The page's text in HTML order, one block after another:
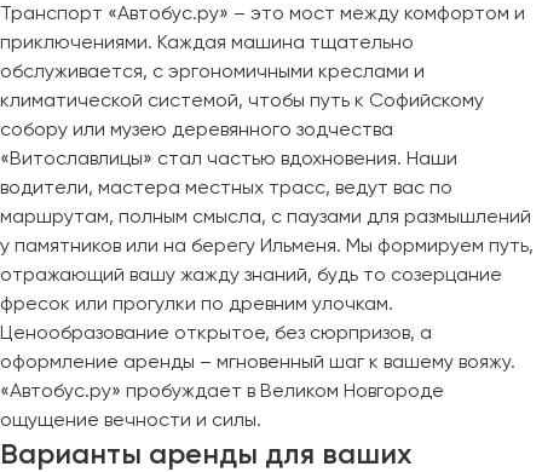
Транспорт «Автобус.ру» – это мост между комфортом и
приключениями. Каждая машина тщательно
обслуживается, с эргономичными креслами и
климатической системой, чтобы путь к Софийскому
собору или музею деревянного зодчества
«Витославлицы» стал частью вдохновения. Наши
водители, мастера местных трасс, ведут вас по
маршрутам, полным смысла, с паузами для размышлений
у памятников или на берегу Ильменя. Мы формируем путь,
отражающий вашу жажду знаний, будь то созерцание
фресок или прогулки по древним улочкам.
Ценообразование открытое, без сюрпризов, а
оформление аренды – мгновенный шаг к вашему вояжу.
«Автобус.ру» пробуждает в Великом Новгороде
ощущение вечности и силы.
Варианты аренды для ваших